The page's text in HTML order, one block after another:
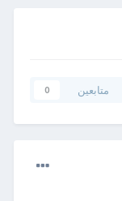
متابعين 0